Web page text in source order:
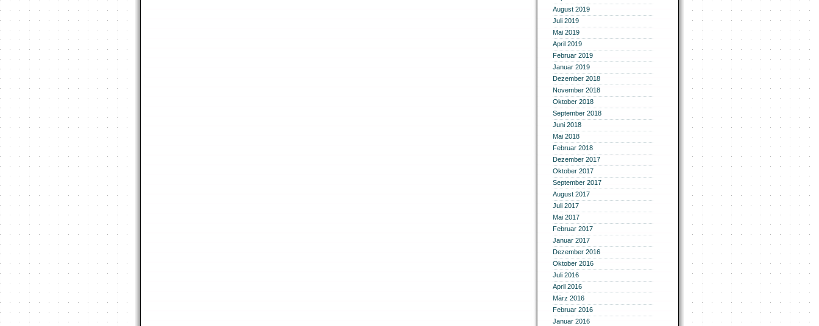
August 2019
Juli 2019
Mai 2019
April 2019
Februar 2019
Januar 2019
Dezember 2018
November 2018
Oktober 2018
September 2018
Juni 2018
Mai 2018
Februar 2018
Dezember 2017
Oktober 2017
September 2017
August 2017
Juli 2017
Mai 2017
Februar 2017
Januar 2017
Dezember 2016
Oktober 2016
Juli 2016
April 2016
März 2016
Februar 2016
Januar 2016